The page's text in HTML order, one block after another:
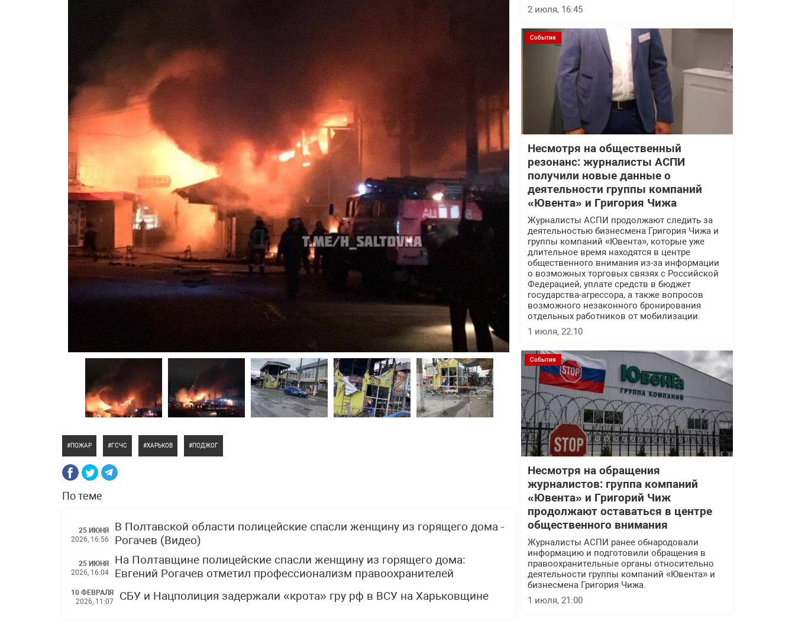
ПОЖАР ГСЧС ХАРЬКОВ ПОДЖОГ
По теме
25 ИЮНЯ
2026, 16:56
В Полтавской области полицейские спасли женщину из горящего дома -
Рогачев (Видео)
25 ИЮНЯ
2026, 16:04
На Полтавщине полицейские спасли женщину из горящего дома:
Евгений Рогачев отметил профессионализм правоохранителей
10 ФЕВРАЛЯ
2026, 11:07
СБУ и Нацполиция задержали «крота» гру рф в ВСУ на Харьковщине
2 июля, 16:45
События
Несмотря на общественный
резонанс: журналисты АСПИ
получили новые данные о
деятельности группы компаний
«Ювента» и Григория Чижа
Журналисты АСПИ продолжают следить за
деятельностью бизнесмена Григория Чижа и
группы компаний «Ювента», которые уже
длительное время находятся в центре
общественного внимания из-за информации
о возможных торговых связях с Российской
Федерацией, уплате средств в бюджет
государства-агрессора, а также вопросов
возможного незаконного бронирования
отдельных работников от мобилизации.
1 июля, 22:10
События
Несмотря на обращения
журналистов: группа компаний
«Ювента» и Григорий Чиж
продолжают оставаться в центре
общественного внимания
Журналисты АСПИ ранее обнародовали
информацию и подготовили обращения в
правоохранительные органы относительно
деятельности группы компаний «Ювента» и
бизнесмена Григория Чижа.
1 июля, 21:00